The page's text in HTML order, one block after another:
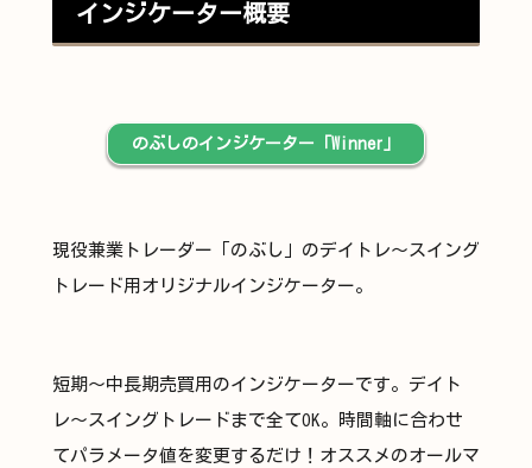
インジケーター概要
のぶしのインジケーター「Winner」
現役兼業トレーダー「のぶし」のデイトレ〜スイング
トレード用オリジナルインジケーター。
短期〜中長期売買用のインジケーターです。デイト
レ〜スイングトレードまで全てOK。時間軸に合わせ
てパラメータ値を変更するだけ！オススメのオールマ